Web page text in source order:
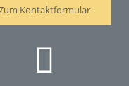
Kontaktformular